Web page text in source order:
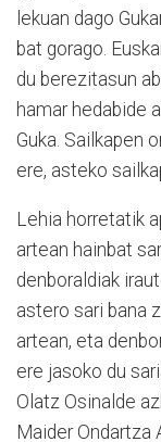
lekuan dago
bat gorago.
du berezitasun
hamar hedabide
Guka. Sailkapen
ere, asteko
Lehia horretatik
artean hainbat
denboraldiak
astero sari bana
artean, eta
ere jasoko du
Olatz Osinalde
Maider Ondartza